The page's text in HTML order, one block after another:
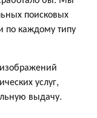
поисковых
по каждому типу
услуг,
выдачу.